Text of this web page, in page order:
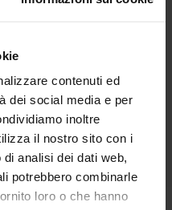
contenuti ed
dei social media e per
inoltre
il nostro sito con i
analisi dei dati web,
potrebbero combinarle
loro o che hanno